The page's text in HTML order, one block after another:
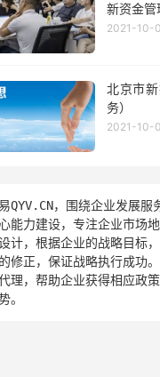
新资金管
2021-10-
北京市
务）
2021-10-
QYV.CN，围绕企业发展
能力建设，专注企业市场
计，根据企业的战略目标
修正，保证战略执行成功
理，帮助企业获得相应政
。